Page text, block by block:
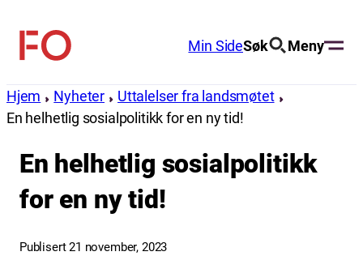
innhold
FO
Min SideSøk Meny
Hjem Nyheter
Uttalelser fra landsmøtet
En helhetlig sosialpolitikk for en ny tid!
En helhetlig sosialpolitikk
for en ny tid!
Publisert 21 november, 2023